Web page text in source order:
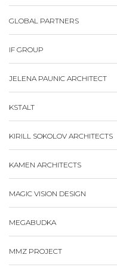
GLOBAL PARTNERS
IF GROUP
JELENA PAUNIC ARCHITECT
KSTALT
KIRILL SOKOLOV ARCHITECTS
KAMEN ARCHITECTS
MAGIC VISION DESIGN
MEGABUDKA
MMZ PROJECT